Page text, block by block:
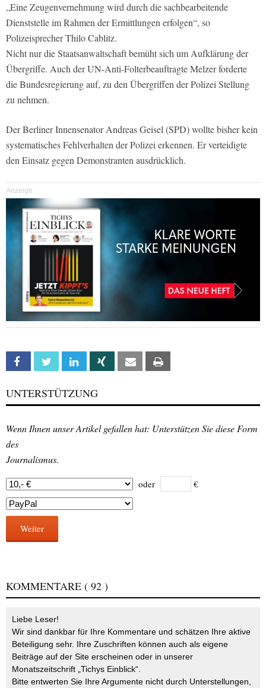
„Eine Zeugenvernehmung wird durch die sachbearbeitende
Dienststelle im Rahmen der Ermittlungen erfolgen“, so
Polizeisprecher Thilo Cablitz.
Nicht nur die Staatsanwaltschaft bemüht sich um Aufklärung der
Übergriffe. Auch der UN-Anti-Folterbeauftragte Melzer forderte
die Bundesregierung auf, zu den Übergriffen der Polizei Stellung
zu nehmen.
Der Berliner Innensenator Andreas Geisel (SPD) wollte bisher kein
systematisches Fehlverhalten der Polizei erkennen. Er verteidigte
den Einsatz gegen Demonstranten ausdrücklich.
Anzeige
Facebook Twitter Linkedin Xing Email
UNTERSTÜTZUNG
Wenn Ihnen unser Artikel gefallen hat: Unterstützen Sie diese Form
des
Journalismus.
oder €
Weiter
KOMMENTARE ( 92 )
Liebe Leser!
Wir sind dankbar für Ihre Kommentare und schätzen Ihre aktive
Beteiligung sehr. Ihre Zuschriften können auch als eigene
Beiträge auf der Site erscheinen oder in unserer
Monatszeitschrift „Tichys Einblick“.
Bitte entwerten Sie Ihre Argumente nicht durch Unterstellungen,